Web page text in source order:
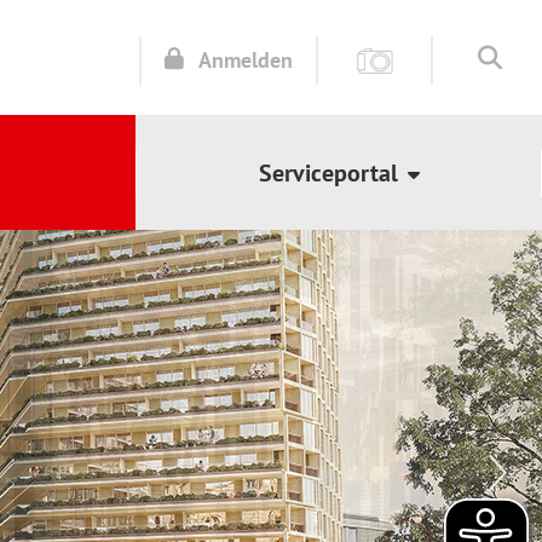
Anmelden
Serviceportal